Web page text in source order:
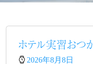
ホテル実習おつか
2026年8月8日